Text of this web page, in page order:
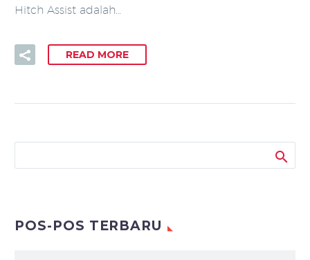
Hitch Assist adalah…
READ MORE
POS-POS TERBARU